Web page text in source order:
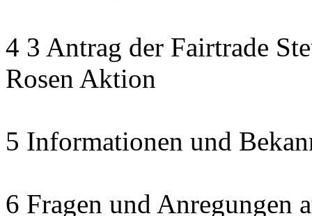
4 3 Antrag der Fairtrade
Rosen Aktion
5 Informationen und
6 Fragen und Anregungen